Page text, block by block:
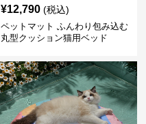
¥12,790 (税込)
ペットマット ふんわり包み込む
丸型クッション猫用ベッド